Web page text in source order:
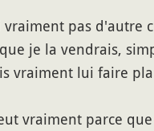
vraiment pas d'autre
je la vendrais,
vraiment lui faire
vraiment parce